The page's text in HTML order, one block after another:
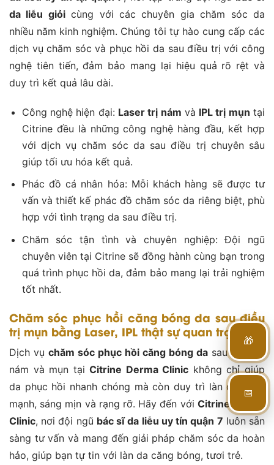
da liễu giỏicùng với các chuyên gia chăm sóc da
nhiều năm kinh nghiệm. Chúng tôi tự hào cung cấp các
dịch vụ chăm sóc và phục hồi da sau điều trị với công
nghệ tiên tiến, đảm bảo mang lại hiệu quả rõ rệt và
duy trì kết quả lâu dài.
Công nghệ hiện đại: Laser trị nám và IPL trị mụn tại
Citrine đều là những công nghệ hàng đầu, kết hợp
với dịch vụ chăm sóc da sau điều trị chuyên sâu
giúp tối ưu hóa kết quả.
Phác đồ cá nhân hóa: Mỗi khách hàng sẽ được tư
vấn và thiết kế phác đồ chăm sóc da riêng biệt, phù
hợp với tình trạng da sau điều trị.
Chăm sóc tận tình và chuyên nghiệp: Đội ngũ
chuyên viên tại Citrine sẽ đồng hành cùng bạn trong
quá trình phục hồi da, đảm bảo mang lại trải nghiệm
tốt nhất.
Chăm sóc phục hồi căng bóng da sau điều
trị mụn bằng Laser, IPL thật sự quan trọng?
Dịch vụ chăm sóc phục hồi căng bóng da sau điều trị
nám và mụn tạiCitrine Derma Clinic không chỉ giúp
da phục hồi nhanh chóng mà còn duy trì làn da khỏe
mạnh, sáng mịn và rạng rỡ. Hãy đến với Citrine Derma
Clinic, nơi đội ngũ bác sĩ da liễu uy tín quận 7 luôn sẵn
sàng tư vấn và mang đến giải pháp chăm sóc da hoàn
hảo, giúp bạn tự tin với làn da căng bóng, tươi trẻ.
🎁
📅